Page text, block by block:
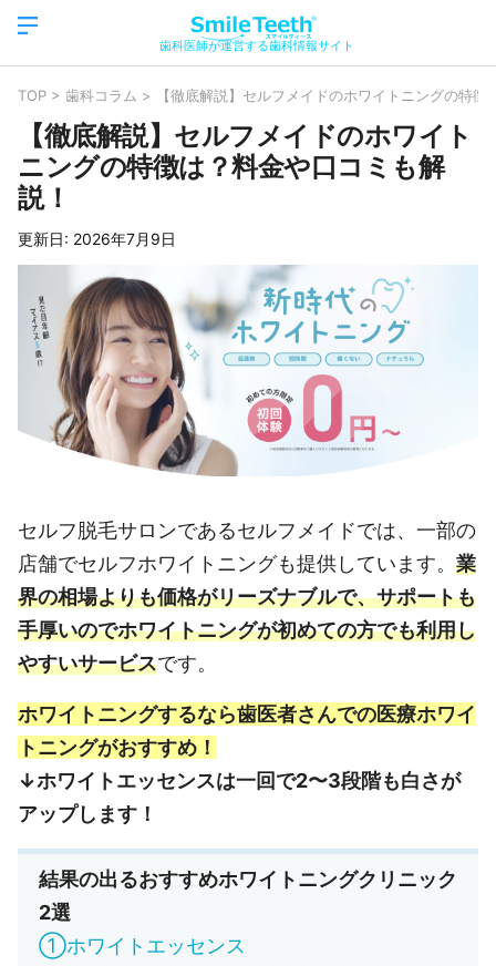
歯科医師が運営する歯科情報サイト
TOP > 歯科コラム > 【徹底解説】セルフメイドのホワイトニングの特
【徹底解説】セルフメイドのホワイト
ニングの特徴は？料金や口コミも解
説！
更新日: 2026年7月9日
セルフ脱毛サロンであるセルフメイドでは、一部の
店舗でセルフホワイトニングも提供しています。 業
界の相場よりも価格がリーズナブルで、サポートも
手厚いのでホワイトニングが初めての方でも利用し
やすいサービスです。
ホワイトニングするなら歯医者さんでの医療ホワイ
トニングがおすすめ！
↓ホワイトエッセンスは一回で2〜3段階も白さが
アップします！
結果の出るおすすめホワイトニングクリニック
2選
①ホワイトエッセンス